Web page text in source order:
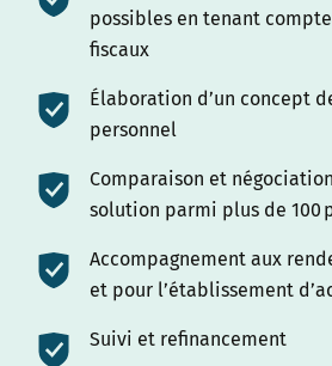
possibles en tenant
fiscaux
Élaboration d’un concept
personnel
Comparaison et
solution parmi plus de 100
Accompagnement aux
et pour l’établissement
Suivi et refinancement